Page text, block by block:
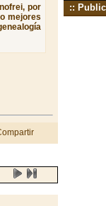
por
mejores
::